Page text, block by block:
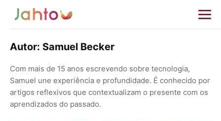
Autor: Samuel Becker
Com mais de 15 anos escrevendo sobre tecnologia,
Samuel une experiência e profundidade. É conhecido por
artigos reflexivos que contextualizam o presente com os
aprendizados do passado.